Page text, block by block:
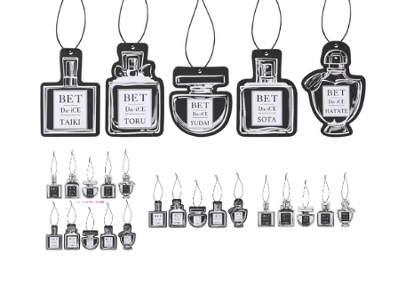
缶バッジ・ステッカー
生活雑貨・菓子・ゲーム
工藤大輝グッズ
岩岡徹グッズ
大野雄大グッズ
花村想太｜Natural Lag(ナチュラルラグ)グッズ
和田颯｜Wagic Hour Worksグッズ